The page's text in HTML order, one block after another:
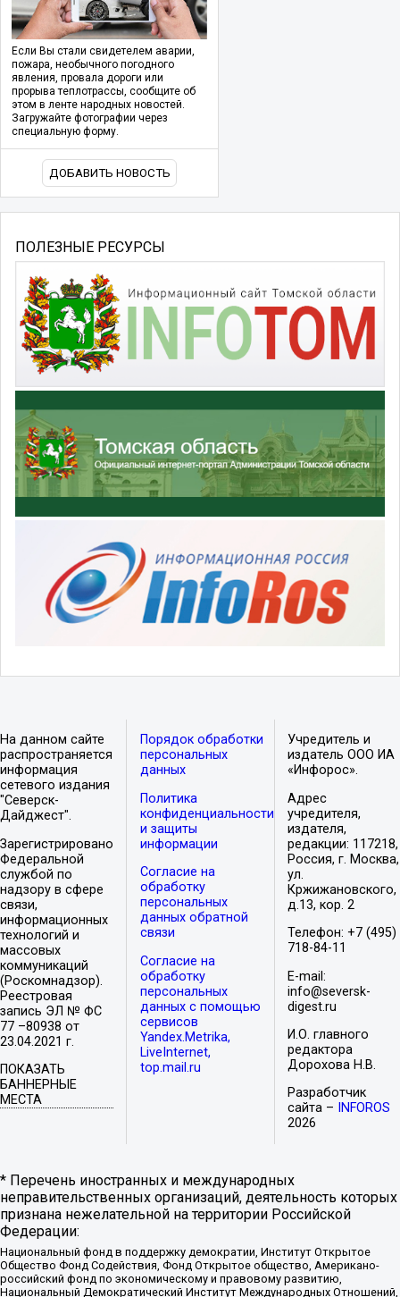
Если Вы стали свидетелем аварии,
пожара, необычного погодного
явления, провала дороги или
прорыва теплотрассы, сообщите об
этом в ленте народных новостей.
Загружайте фотографии через
специальную форму.
ДОБАВИТЬ НОВОСТЬ
ПОЛЕЗНЫЕ РЕСУРСЫ
На данном сайте
распространяется
информация
сетевого издания
"Северск-
Дайджест".
Зарегистрировано
Федеральной
службой по
надзору в сфере
связи,
информационных
технологий и
массовых
коммуникаций
(Роскомнадзор).
Реестровая
запись ЭЛ № ФС
77 –80938 от
23.04.2021 г.
ПОКАЗАТЬ
БАННЕРНЫЕ
МЕСТА
Порядок обработки
персональных
данных
Политика
конфиденциальности
и защиты
информации
Согласие на
обработку
персональных
данных обратной
связи
Согласие на
обработку
персональных
данных с помощью
сервисов
Yandex.Metrika,
LiveInternet,
top.mail.ru
Учредитель и
издатель ООО ИА
«Инфорос».
Адрес
учредителя,
издателя,
редакции: 117218,
Россия, г. Москва,
ул.
Кржижановского,
д.13, кор. 2
Телефон: +7 (495)
718-84-11
E-mail:
info@seversk-
digest.ru
И.О. главного
редактора
Дорохова Н.В.
Разработчик
сайта –
INFOROS
2026
* Перечень иностранных и международных
неправительственных организаций, деятельность которых
признана нежелательной на территории Российской
Федерации:
Национальный фонд в поддержку демократии, Институт Открытое
Общество Фонд Содействия, Фонд Открытое общество, Американо-
российский фонд по экономическому и правовому развитию,
Национальный Демократический Институт Международных Отношений,